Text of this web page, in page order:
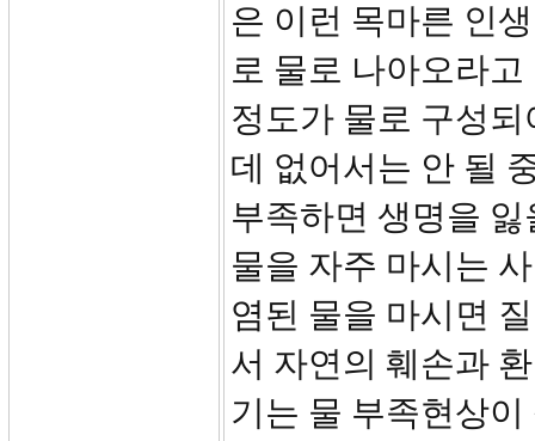
은 이런 목마른 인
로 물로 나아오라
정도가 물로 구성
데 없어서는 안 될
부족하면 생명을
물을 자주 마시는
염된 물을 마시면
서 자연의 훼손과
기는 물 부족현상